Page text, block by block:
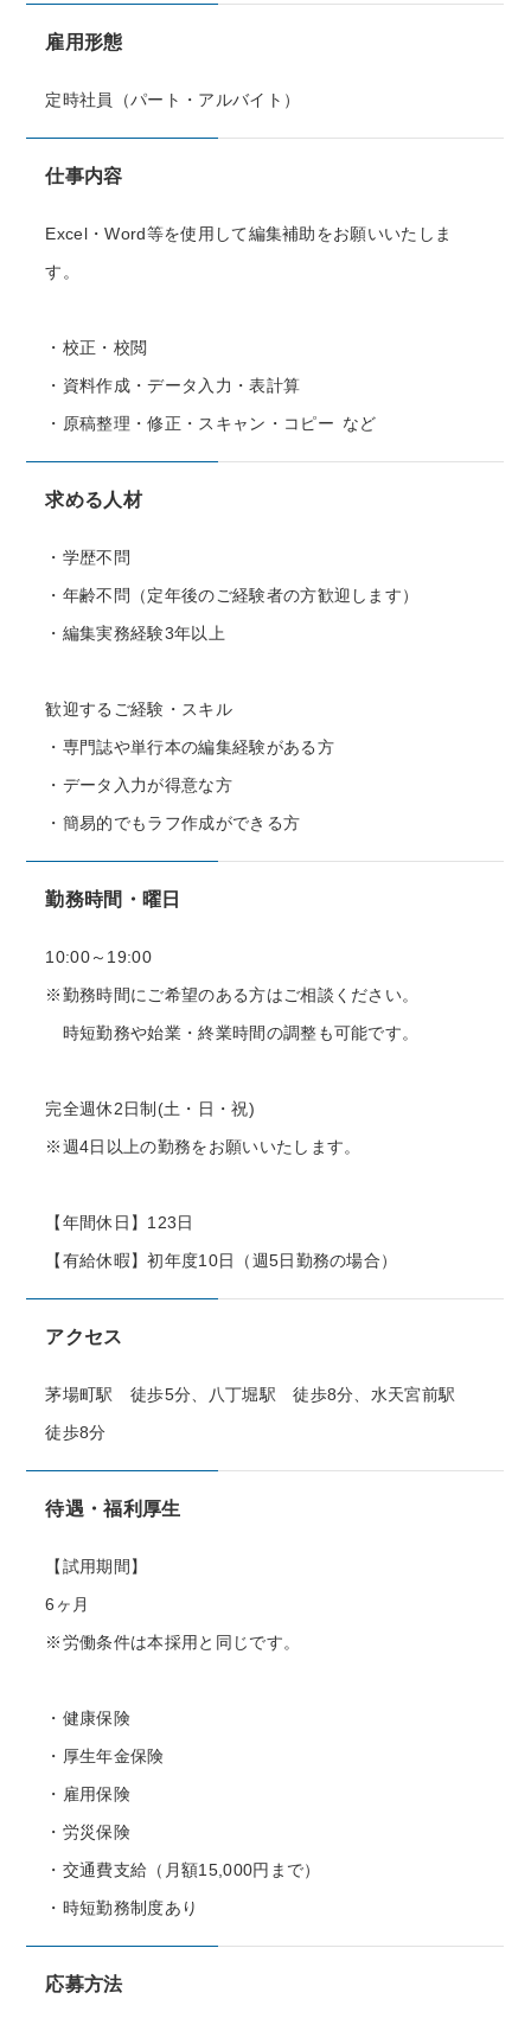
雇用形態
定時社員（パート・アルバイト）
仕事内容
Excel・Word等を使用して編集補助をお願いいたしま
す。
・校正・校閲
・資料作成・データ入力・表計算
・原稿整理・修正・スキャン・コピー など
求める人材
・学歴不問
・年齢不問（定年後のご経験者の方歓迎します）
・編集実務経験3年以上
歓迎するご経験・スキル
・専門誌や単行本の編集経験がある方
・データ入力が得意な方
・簡易的でもラフ作成ができる方
勤務時間・曜日
10:00～19:00
※勤務時間にご希望のある方はご相談ください。
時短勤務や始業・終業時間の調整も可能です。
完全週休2日制(土・日・祝)
※週4日以上の勤務をお願いいたします。
【年間休日】123日
【有給休暇】初年度10日（週5日勤務の場合）
アクセス
茅場町駅 徒歩5分、八丁堀駅 徒歩8分、水天宮前駅
徒歩8分
待遇・福利厚生
【試用期間】
6ヶ月
※労働条件は本採用と同じです。
・健康保険
・厚生年金保険
・雇用保険
・労災保険
・交通費支給（月額15,000円まで）
・時短勤務制度あり
応募方法